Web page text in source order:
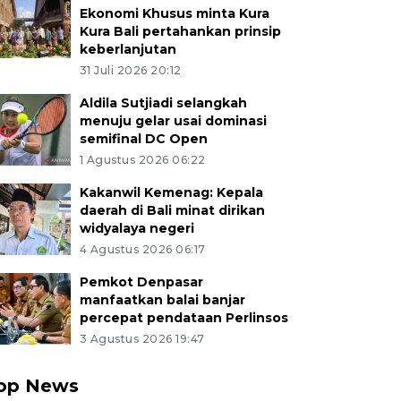
Ekonomi Khusus minta Kura
Kura Bali pertahankan prinsip
keberlanjutan
31 Juli 2026 20:12
Aldila Sutjiadi selangkah
menuju gelar usai dominasi
semifinal DC Open
1 Agustus 2026 06:22
Kakanwil Kemenag: Kepala
daerah di Bali minat dirikan
widyalaya negeri
4 Agustus 2026 06:17
Pemkot Denpasar
manfaatkan balai banjar
percepat pendataan Perlinsos
3 Agustus 2026 19:47
News